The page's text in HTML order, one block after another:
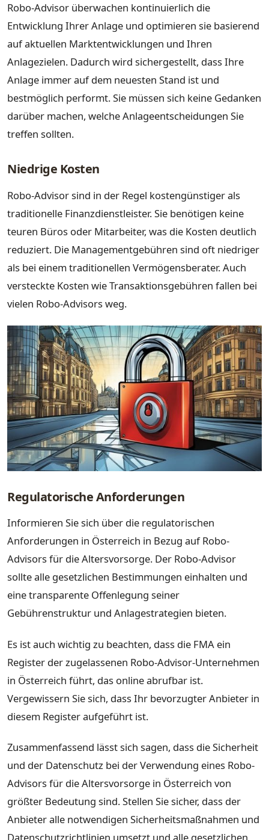
Robo-Advisor überwachen kontinuierlich die
Entwicklung Ihrer Anlage und optimieren sie basierend
auf aktuellen Marktentwicklungen und Ihren
Anlagezielen. Dadurch wird sichergestellt, dass Ihre
Anlage immer auf dem neuesten Stand ist und
bestmöglich performt. Sie müssen sich keine Gedanken
darüber machen, welche Anlageentscheidungen Sie
treffen sollten.
Niedrige Kosten
Robo-Advisor sind in der Regel kostengünstiger als
traditionelle Finanzdienstleister. Sie benötigen keine
teuren Büros oder Mitarbeiter, was die Kosten deutlich
reduziert. Die Managementgebühren sind oft niedriger
als bei einem traditionellen Vermögensberater. Auch
versteckte Kosten wie Transaktionsgebühren fallen bei
vielen Robo-Advisors weg.
Regulatorische Anforderungen
Informieren Sie sich über die regulatorischen
Anforderungen in Österreich in Bezug auf Robo-
Advisors für die Altersvorsorge. Der Robo-Advisor
sollte alle gesetzlichen Bestimmungen einhalten und
eine transparente Offenlegung seiner
Gebührenstruktur und Anlagestrategien bieten.
Es ist auch wichtig zu beachten, dass die FMA ein
Register der zugelassenen Robo-Advisor-Unternehmen
in Österreich führt, das online abrufbar ist.
Vergewissern Sie sich, dass Ihr bevorzugter Anbieter in
diesem Register aufgeführt ist.
Zusammenfassend lässt sich sagen, dass die Sicherheit
und der Datenschutz bei der Verwendung eines Robo-
Advisors für die Altersvorsorge in Österreich von
größter Bedeutung sind. Stellen Sie sicher, dass der
Anbieter alle notwendigen Sicherheitsmaßnahmen und